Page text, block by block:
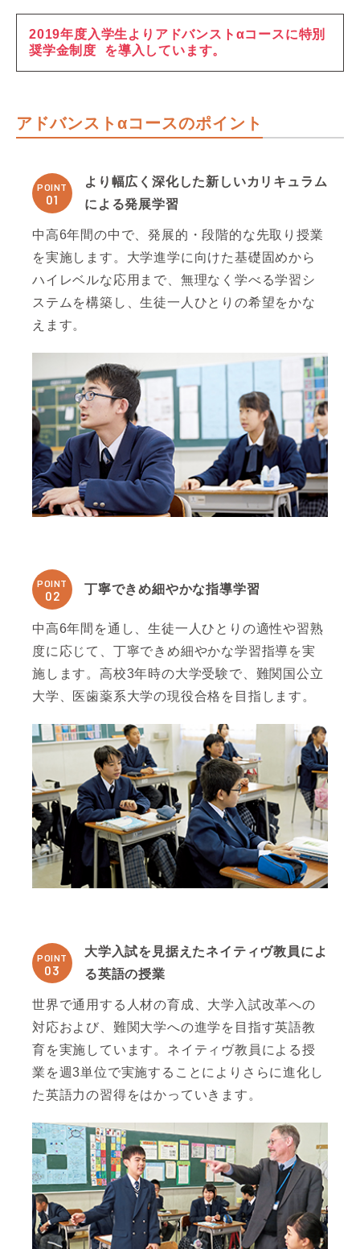
2019年度入学生よりアドバンストαコースに特別
奨学金制度
を導入しています。
アドバンストαコースのポイント
POINT
01
より幅広く深化した新しいカリキュラム
による発展学習
中高6年間の中で、発展的・段階的な先取り授業
を実施します。大学進学に向けた基礎固めから
ハイレベルな応用まで、無理なく学べる学習シ
ステムを構築し、生徒一人ひとりの希望をかな
えます。
POINT
02 丁寧できめ細やかな指導学習
中高6年間を通し、生徒一人ひとりの適性や習熟
度に応じて、丁寧できめ細やかな学習指導を実
施します。高校3年時の大学受験で、難関国公立
大学、医歯薬系大学の現役合格を目指します。
POINT
03
大学入試を見据えたネイティヴ教員によ
る英語の授業
世界で通用する人材の育成、大学入試改革への
対応および、難関大学への進学を目指す英語教
育を実施しています。ネイティヴ教員による授
業を週3単位で実施することによりさらに進化し
た英語力の習得をはかっていきます。